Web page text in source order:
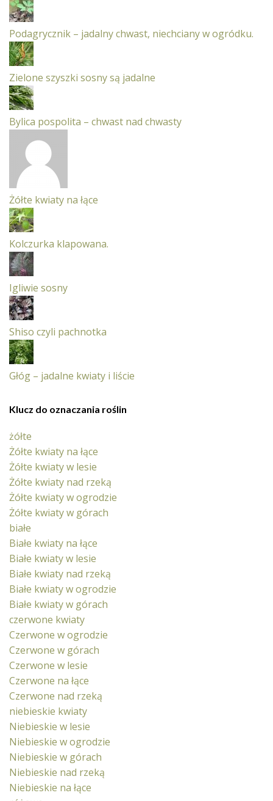
Podagrycznik – jadalny chwast, niechciany w ogródku.
Zielone szyszki sosny są jadalne
Bylica pospolita – chwast nad chwasty
Żółte kwiaty na łące
Kolczurka klapowana.
Igliwie sosny
Shiso czyli pachnotka
Głóg – jadalne kwiaty i liście
Klucz do oznaczania roślin
żółte
Żółte kwiaty na łące
Żółte kwiaty w lesie
Żółte kwiaty nad rzeką
Żółte kwiaty w ogrodzie
Żółte kwiaty w górach
białe
Białe kwiaty na łące
Białe kwiaty w lesie
Białe kwiaty nad rzeką
Białe kwiaty w ogrodzie
Białe kwiaty w górach
czerwone kwiaty
Czerwone w ogrodzie
Czerwone w górach
Czerwone w lesie
Czerwone na łące
Czerwone nad rzeką
niebieskie kwiaty
Niebieskie w lesie
Niebieskie w ogrodzie
Niebieskie w górach
Niebieskie nad rzeką
Niebieskie na łące